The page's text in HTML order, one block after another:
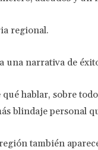
regional.
una narrativa de
qué hablar, sobre
blindaje personal
también